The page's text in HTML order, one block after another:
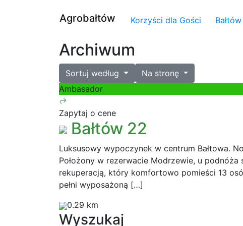
Agrobałtów Korzyści dla Gości
Archiwum
Sortuj według
Na stronę
Ambasador
Zapytaj o cene
Bałtów 22
Luksusowy wypoczynek w centrum Bałtowa.
Położony w rezerwacie Modrzewie, u
rekuperacją, który komfortowo pomieści 13
pełni wyposażoną […]
0.29 km
Wyszukaj